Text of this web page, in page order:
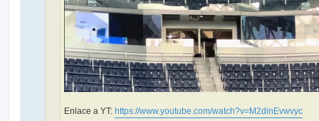
Enlace a YT: https://www.youtube.com/watch?v=M2dinEvwvyc